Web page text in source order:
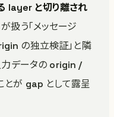
layer と切り離され
う「メッセージ
の独立検証」と隣
力データの origin /
が gap として露呈